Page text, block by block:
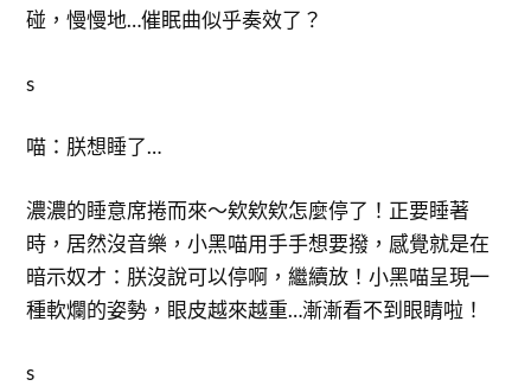
碰，慢慢地…催眠曲似乎奏效了？
s
喵：朕想睡了…
濃濃的睡意席捲而來～欸欸欸怎麼停了！正要睡著
時，居然沒音樂，小黑喵用手手想要撥，感覺就是在
暗示奴才：朕沒說可以停啊，繼續放！小黑喵呈現一
種軟爛的姿勢，眼皮越來越重…漸漸看不到眼睛啦！
s